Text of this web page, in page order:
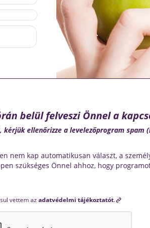
belül felveszi Önnel a
kérjük ellenőrizze a levelezőprogram
nem kap automatikusan választ, a
szükséges Önnel ahhoz, hogy
vettem azadatvédelmi tájékoztatót.